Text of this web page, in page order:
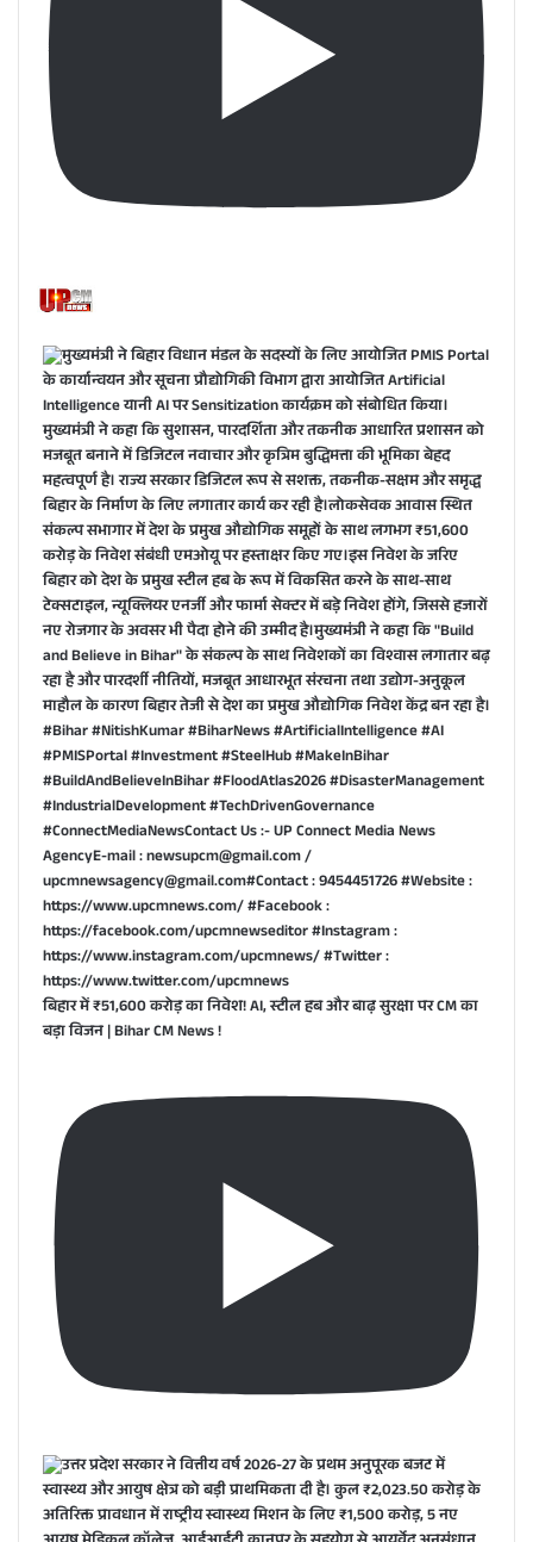
बिहार में ₹51,600 करोड़ का निवेश! AI, स्टील हब और बाढ़ सुरक्षा पर CM का
बड़ा विजन | Bihar CM News !